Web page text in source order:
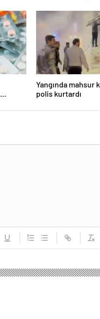
Yangında mahsur
polis kurtardı